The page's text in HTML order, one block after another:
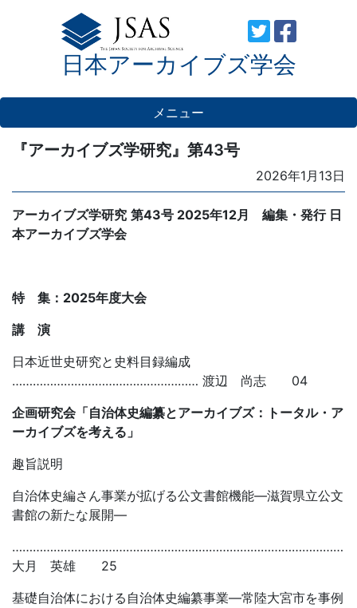
日本アーカイブズ学会
メニュー
『アーカイブズ学研究』第43号
Posted
on
2026年1月13日
アーカイブズ学研究 第43号 2025年12月
編集・発行 日
本アーカイブズ学会
特 集： 2025年度大会
講 演
日本近世史研究と史料目録編成
……………………………………………… 渡辺 尚志 04
企画研究会「自治体史編纂とアーカイブズ：トータル・ア
ーカイブズを考える」
趣旨説明
自治体史編さん事業が拡げる公文書館機能―滋賀県立公文
書館の新たな展開―
……………………………………………………………………………………
大月 英雄 25
基礎自治体における自治体史編纂事業―常陸大宮市を事例